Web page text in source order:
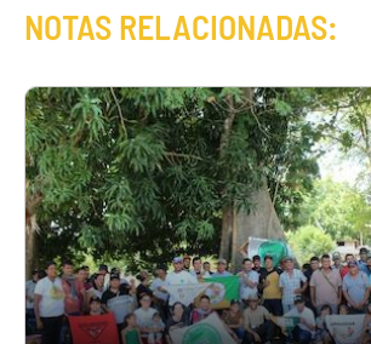
NOTAS RELACIONADAS: